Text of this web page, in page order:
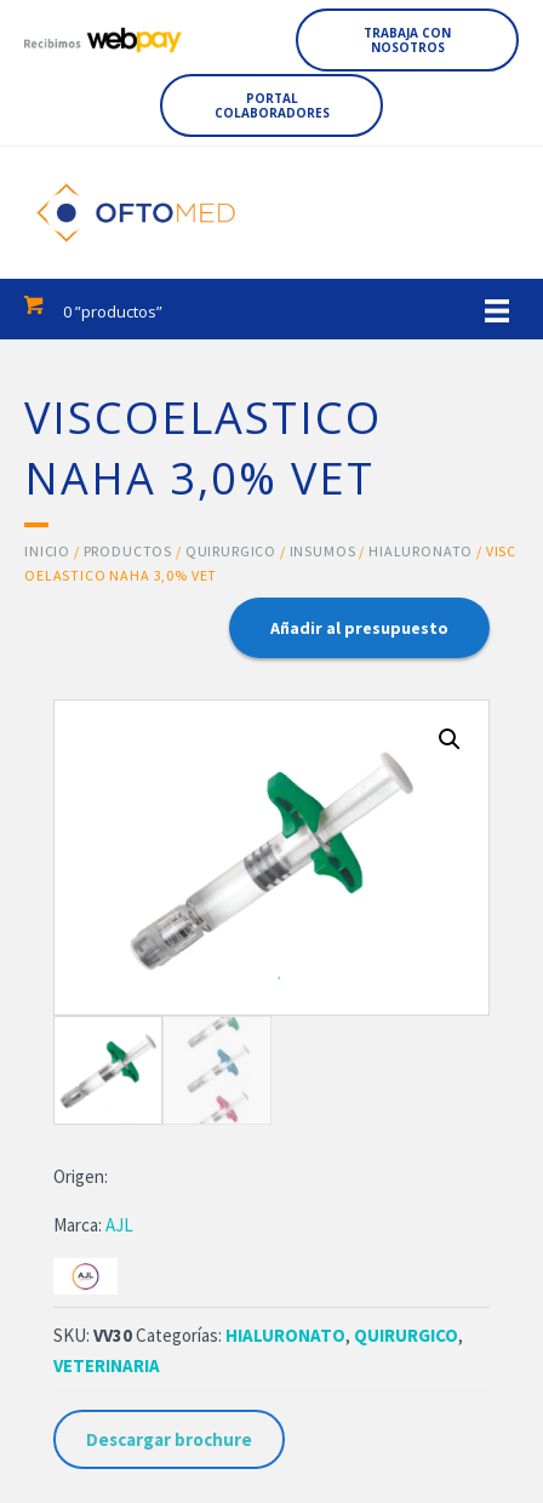
TRABAJA CON
NOSOTROS
PORTAL
COLABORADORES
0 ”productos”
VISCOELASTICO
NAHA 3,0% VET
INICIO / PRODUCTOS / QUIRURGICO / INSUMOS / HIALURONATO / VISC
OELASTICO NAHA 3,0% VET
Añadir al presupuesto
Origen:
Marca: AJL
SKU: VV30Categorías: HIALURONATO, QUIRURGICO,
VETERINARIA
Descargar brochure